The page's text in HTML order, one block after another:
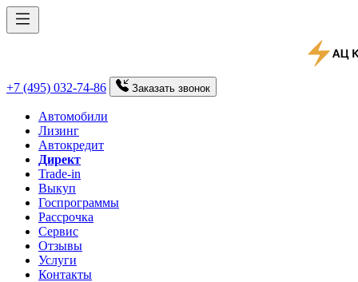
+7 (495) 032-74-86 Заказать звонок
Автомобили
Лизинг
Автокредит
Директ
Trade-in
Выкуп
Госпрограммы
Рассрочка
Сервис
Отзывы
Услуги
Контакты